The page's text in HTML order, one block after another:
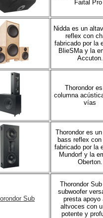
Faital
Nidda es un
reflex con
fabricado por la
BlieSMa y la
Accuton.
Thorondor
columna
vías
Thorondor es
bass reflex
fabricado por la
Mundorf y la
Oberton.
Thorondor
subwoofer
presta apoyo
altvoces con
potente y